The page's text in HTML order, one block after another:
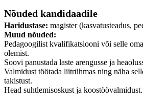
Nõuded kandidaadile
Haridustase: magister (kasvatusteadus,
Muud nõuded:
Pedagoogilist kvalifikatsiooni või selle
olemist.
Soovi panustada laste arengusse ja
Valmidust töötada liitrühmas ning näha
takistust.
Head suhtlemisoskust ja koostöövalmidust.